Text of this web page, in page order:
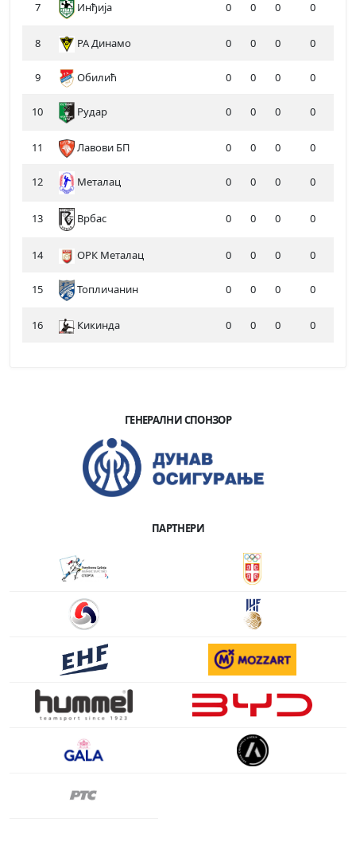
7 Инђија 0 0 0 0
8 РА Динамо 0 0 0 0
9 Обилић 0 0 0 0
10 Рудар 0 0 0 0
11 Лавови БП 0 0 0 0
12 Металац 0 0 0 0
13 Врбас 0 0 0 0
14 ОРК Металац 0 0 0 0
15 Топличанин 0 0 0 0
16 Кикинда 0 0 0 0
ГЕНЕРАЛНИ СПОНЗОР
ПАРТНЕРИ